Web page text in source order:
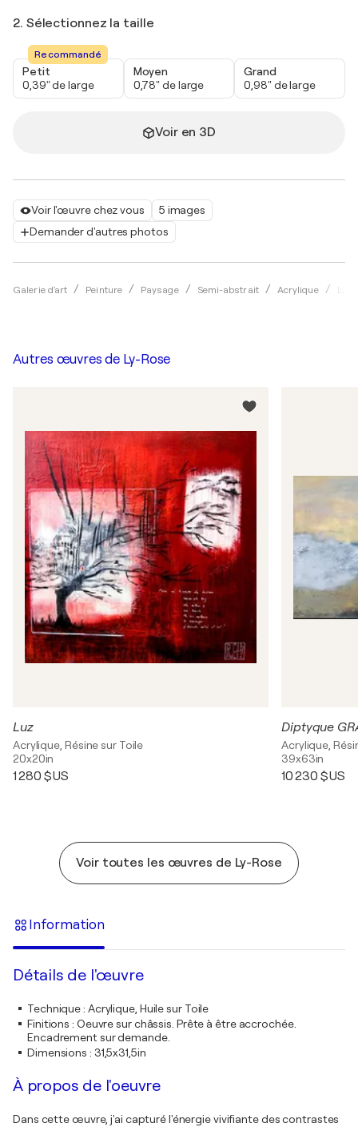
Voir l'œuvre chez vous
5 images
Demander d'autres photos
Galerie d'art Peinture Paysage Semi-abstrait Acrylique Ly-
2. Sélectionnez la taille
Recommandé
Petit
0,39" de large
Moyen
0,78" de large
Grand
0,98" de large
Voir en 3D
Autres œuvres de Ly-Rose
Luz
Acrylique, Résine sur Toile
20x20in
1 280 $US
Diptyque
Acrylique,
39x63in
10 230 $US
Voir toutes les œuvres de Ly-Rose
Information
Détails de l'œuvre
Technique: Acrylique, Huile sur Toile
Finitions : Oeuvre sur châssis. Prête à être accrochée.
Encadrement sur demande.
Dimensions : 31,5x31,5in
À propos de l'oeuvre
Dans cette œuvre, j'ai capturé l'énergie vivifiante des contrastes